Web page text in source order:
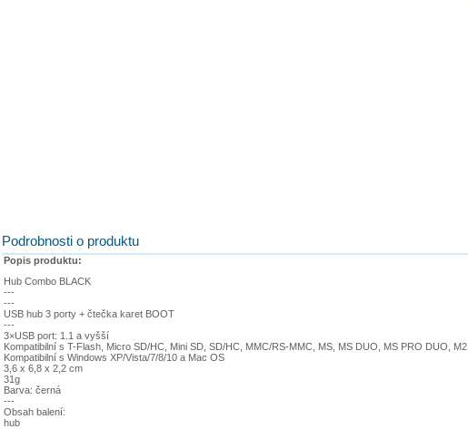
Podrobnosti o produktu
Popis produktu:
Hub Combo BLACK
---
---
USB hub 3 porty + čtečka karet BOOT
---
3×USB port: 1.1 a vyšší
Kompatibilní s T-Flash, Micro SD/HC, Mini SD, SD/HC, MMC/RS-MMC, MS, MS DUO, MS PRO DUO, M2
Kompatibilní s Windows XP/Vista/7/8/10 a Mac OS
3,6 x 6,8 x 2,2 cm
31g
Barva: černá
---
Obsah balení:
hub